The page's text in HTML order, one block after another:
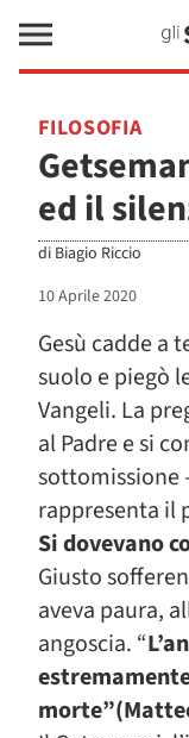
FILOSOFIA
ed il
di Biagio Riccio
10 Aprile 2020
Gesù cadde a
suolo e piegò
Vangeli. La
al Padre e si
sottomissione
rappresenta il
Si dovevano
Giusto
aveva paura,
angoscia. “